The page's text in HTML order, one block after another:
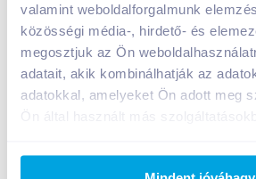
valamint weboldalforgalmunk
közösségi média-, hirdető- és
megosztjuk az Ön
adatait, akik kombinálhatják az
adatokkal, amelyeket Ön adott meg
KosárbaKosárba